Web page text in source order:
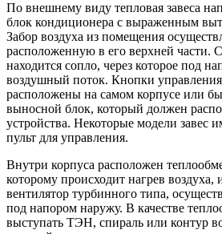
По внешнему виду тепловая завеса
блок кондиционера с выраженным
Забор воздуха из помещения
расположенную в его верхней части.
находится сопло, через которое под
воздушный поток. Кнопки
расположены на самом корпусе или
выносной блок, который должен
устройства. Некоторые модели завес
пульт для управления.
Внутри корпуса расположен
которому происходит нагрев воздуха,
вентилятор турбинного типа,
под напором наружу. В качестве
выступать ТЭН, спираль или контур